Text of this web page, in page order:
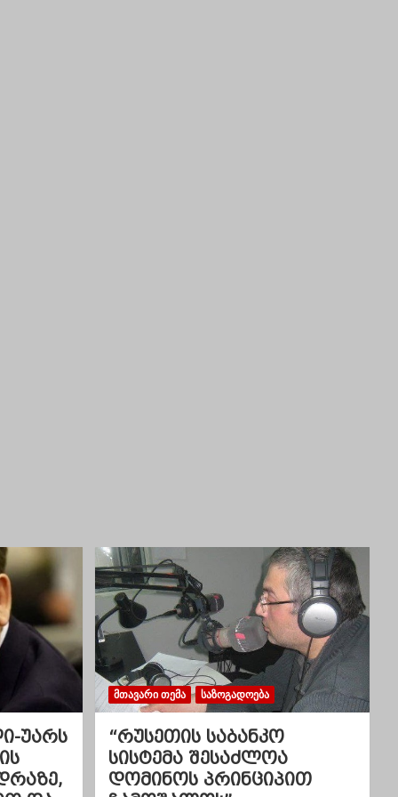
უარს
ᲛᲗᲐᲕᲐᲠᲘ ᲗᲔᲛᲐ ᲡᲐᲖᲝᲒᲐᲓᲝᲔᲑᲐ
“რუსეთის საბანკო
სისტემა შესაძლოა
დომინოს პრინციპით